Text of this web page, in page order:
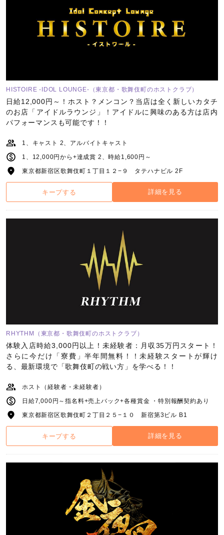
HISTOIRE -IDOL LOUNGE-（東京都・歌舞伎町のホストクラブ）
日給12,000円～！ホスト？メンコン？当店は全く新しいカタチ
のお店「アイドルラウンジ」！アイドルに興味のある方は店内
パフォーマンスも可能です！！
1、キャスト 2、アルバイトキャスト
1、12,000円から+達成賞 2、時給1,600円～
東京都新宿区歌舞伎町１丁目１２−９ タテハナビル 2F
キープする 詳細を見る
RHYTHM（東京都・歌舞伎町のホストクラブ）
体験入店時給3,000円以上！未経験者：月収35万円スタート！
さらに今だけ「寮費」半年間無料！！未経験スタートが輝け
る、最新環境で「歌舞伎町の戦い方」を学べる！！
ホスト（経験者・未経験者）
日給7,000円～指名料+売上バック+各種賞金 ・特別報酬契約あり
東京都新宿区歌舞伎町２丁目２５−１０ 新宿第3ビル B1
キープする 詳細を見る